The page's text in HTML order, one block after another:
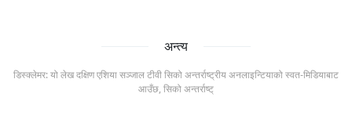
अन्त्य
डिस्क्लेमर: यो लेख दक्षिण एशिया सञ्जाल टीवी सिको अन्तर्राष्ट्रीय अनलाइन्टियाको स्वत-मिडियाबाट
आउँछ, सिको अन्तर्राष्ट्